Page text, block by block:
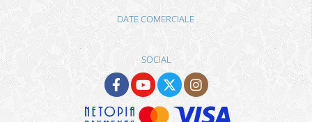
DATE COMERCIALE
SOCIAL